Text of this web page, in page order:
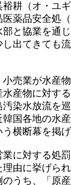
耕（オ・ユ
薬品安全処
と協業を通
し出てきても
売業が水産
産物に対す
染水放流を
国各地の水
横断幕を掲げ
業に対する処
由に挙げら
うち、「原